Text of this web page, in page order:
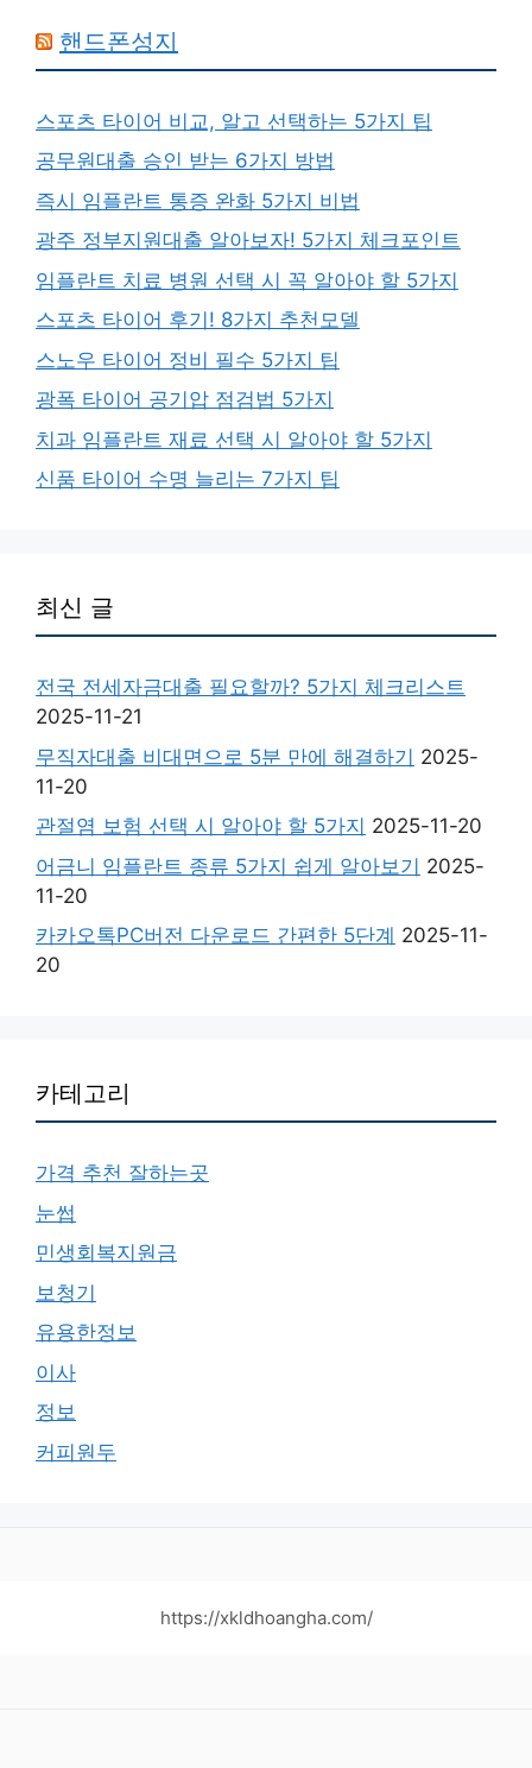
핸드폰성지
스포츠 타이어 비교, 알고 선택하는 5가지 팁
공무원대출 승인 받는 6가지 방법
즉시 임플란트 통증 완화 5가지 비법
광주 정부지원대출 알아보자! 5가지 체크포인트
임플란트 치료 병원 선택 시 꼭 알아야 할 5가지
스포츠 타이어 후기! 8가지 추천모델
스노우 타이어 정비 필수 5가지 팁
광폭 타이어 공기압 점검법 5가지
치과 임플란트 재료 선택 시 알아야 할 5가지
신품 타이어 수명 늘리는 7가지 팁
최신 글
전국 전세자금대출 필요할까? 5가지 체크리스트
2025-11-21
무직자대출 비대면으로 5분 만에 해결하기 2025-
11-20
관절염 보험 선택 시 알아야 할 5가지 2025-11-20
어금니 임플란트 종류 5가지 쉽게 알아보기 2025-
11-20
카카오톡PC버전 다운로드 간편한 5단계 2025-11-
20
카테고리
가격 추천 잘하는곳
눈썹
민생회복지원금
보청기
유용한정보
이사
정보
커피원두
https://xkldhoangha.com/